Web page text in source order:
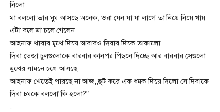
নিলো
মা বললো তার ঘুম আসছে অনেক, ওরা যেন যা যা লাগে তা নিয়ে নিয়ে খায়
এটা বলে মা চলে গেলেন
আহনাফ খাবার মুখে দিয়ে আবারও দিবার দিকে তাকালো
দিবা ভেজা চুলগুলোকে বারবার কানপর পিছনে দিচ্ছে আর বারবার সেগুলো
মুখের সামনে চলে আসছে
আহনাফ খেতেই পারছে না আজ,,হুট করে এক ধমক দিয়ে দিলো সে দিবাকে
দিবা চমকে বললো”কি হলো?”
.